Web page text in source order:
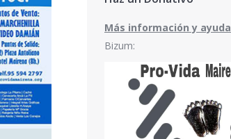
Más información y ayuda
Bizum: